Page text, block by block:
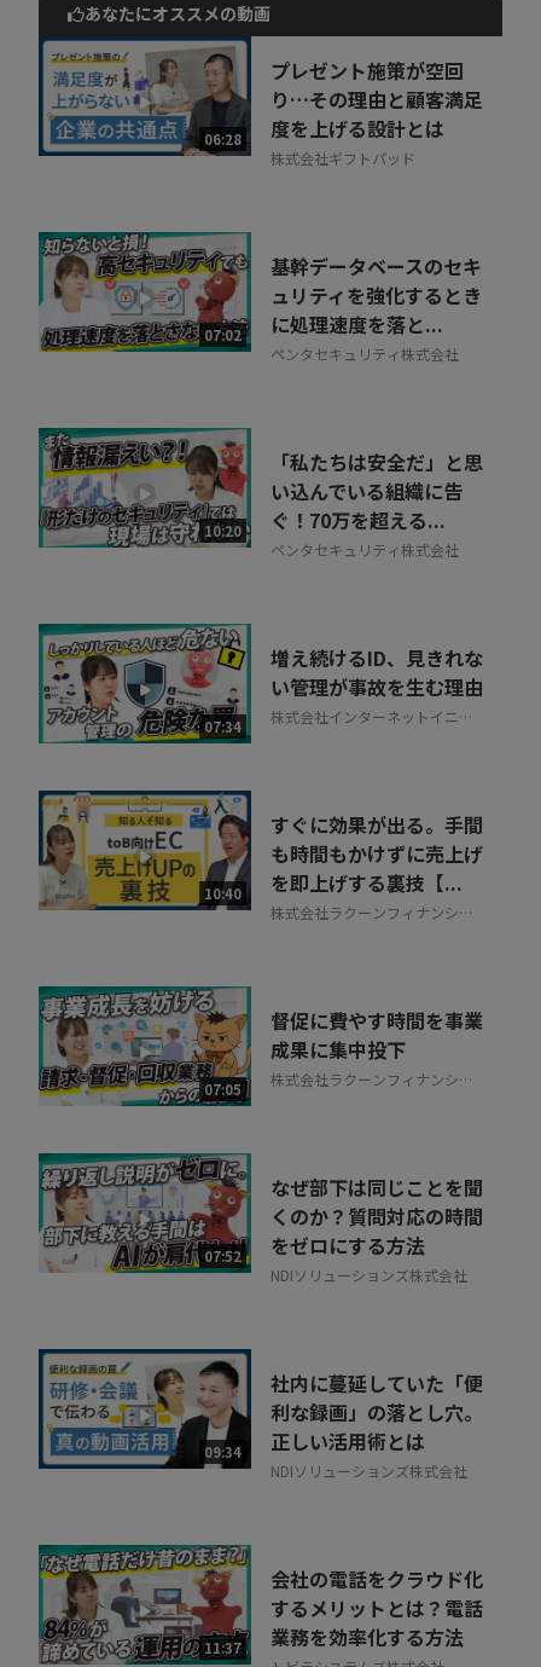
動画でご紹介しているサービスについて
お気軽にご相談・ご質問いただけます！
30秒でお申し込み可能
相談を希望する 無料
あなたにオススメの動画
06:28
プレゼント施策が空回
り…その理由と顧客満足
度を上げる設計とは
株式会社ギフトパッド
07:02
基幹データベースのセキ
ュリティを強化するとき
に処理速度を落と...
ペンタセキュリティ株式会社
10:20
「私たちは安全だ」と思
い込んでいる組織に告
ぐ！70万を超える...
ペンタセキュリティ株式会社
07:34
増え続けるID、見きれな
い管理が事故を生む理由
株式会社インターネットイニシ
10:40
すぐに効果が出る。手間
も時間もかけずに売上げ
を即上げする裏技【...
株式会社ラクーンフィナンシャ
07:05
督促に費やす時間を事業
成果に集中投下
株式会社ラクーンフィナンシャ
07:52
なぜ部下は同じことを聞
くのか？質問対応の時間
をゼロにする方法
NDIソリューションズ株式会社
09:34
社内に蔓延していた「便
利な録画」の落とし穴。
正しい活用術とは
NDIソリューションズ株式会社
11:37
会社の電話をクラウド化
するメリットとは？電話
業務を効率化する方法